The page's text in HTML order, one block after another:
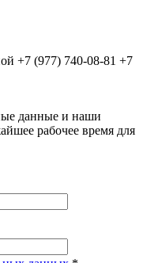
+7 (977) 740-08-81 +7
данные и наши
рабочее время для